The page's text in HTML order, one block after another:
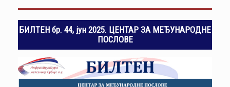
БИЛТЕН бр. 44, јун 2025. ЦЕНТАР ЗА МЕЂУНАРОДНЕ
ПОСЛОВЕ